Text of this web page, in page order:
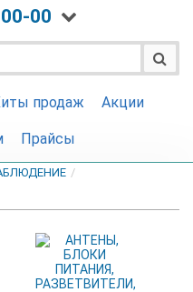
00
продаж Акции
Прайсы